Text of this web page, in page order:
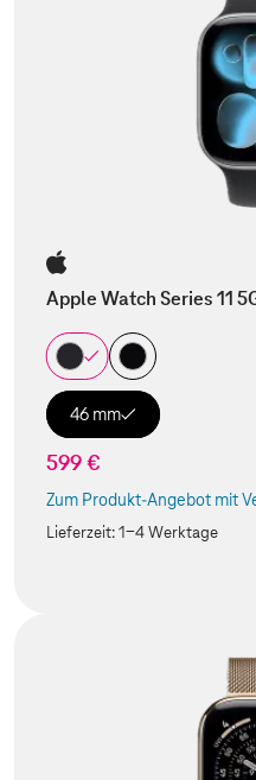
Apple Watch Series 11
46 mm
599 €
Zum Produkt-Angebot mit
(Der Link wird in einem
Lieferzeit:1-4 Werktage